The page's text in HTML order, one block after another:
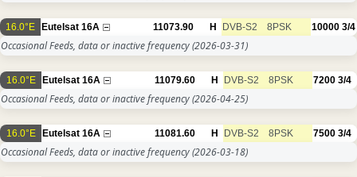
16.0°E Eutelsat 16A 11073.90 H DVB-S2 8PSK 10000 3/4
Occasional Feeds, data or inactive frequency(2026-03-31)
16.0°E Eutelsat 16A 11079.60 H DVB-S2 8PSK 7200 3/4
Occasional Feeds, data or inactive frequency(2026-04-25)
16.0°E Eutelsat 16A 11081.60 H DVB-S2 8PSK 7500 3/4
Occasional Feeds, data or inactive frequency(2026-03-18)